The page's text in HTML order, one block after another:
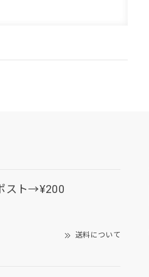
スト→¥200
送料について